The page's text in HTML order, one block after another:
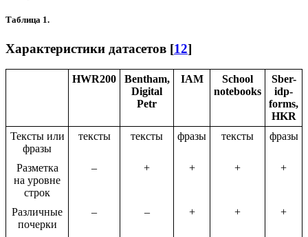
Таблица 1.
Характеристики датасетов [12]
HWR200
Bentham,
Digital
Petr
IAM
School
notebooks
Sber-
idp-
forms,
HKR
Тексты или
фразы
тексты тексты фразы тексты фразы
Разметка
на уровне
строк
– + + + +
Различные
почерки
– – + + +